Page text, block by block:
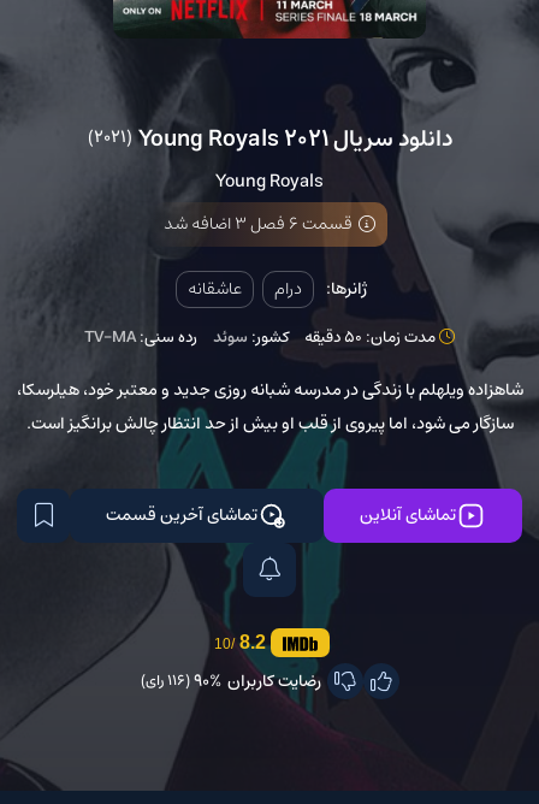
دانلود سریال Young Royals 2021 (2021)
Young Royals
قسمت 6 فصل 3 اضافه شد
ژانرها: درام عاشقانه
مدت زمان: 50 دقیقه کشور: سوئد رده سنی:TV-MA
شاهزاده ویلهلم با زندگی در مدرسه شبانه روزی جدید و معتبر خود، هیلرسکا،
سازگار می شود، اما پیروی از قلب او بیش از حد انتظار چالش برانگیز است.
تماشای آنلاین تماشای آخرین قسمت
8.2
/10
رضایت کاربران 90%(116 رای)